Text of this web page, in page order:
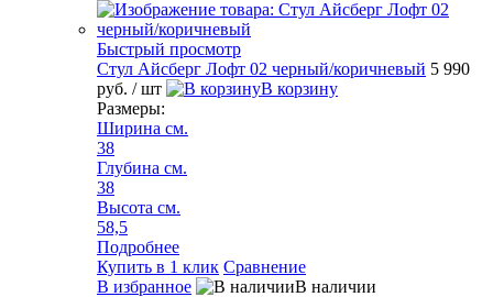
Быстрый просмотр
Стул Айсберг Лофт 02 черный/коричневый 5 990
руб. / шт
В корзину
Размеры:
Ширина см.
38
Глубина см.
38
Высота см.
58,5
Подробнее
Купить в 1 клик Сравнение
В избранное
В наличии